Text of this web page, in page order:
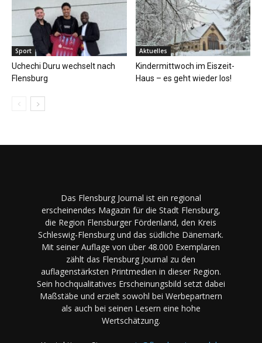
Sport
Uchechi Duru wechselt nach
Flensburg
Aktuelles
Kindermittwoch im Eiszeit-
Haus – es geht wieder los!
Das Flensburg Journal ist ein regional
erscheinendes Magazin für die Stadt Flensburg,
die Region Flensburger Fördenland, den Kreis
Schleswig-Flensburg und das südliche Dänemark.
Mit seiner Auflage von über 48.000 Exemplaren
zählt das Flensburg Journal zu den
auflagenstärksten Printmedien in dieser Region.
Sein hochqualitatives Erscheinungsbild setzt dabei
Maßstäbe und erzielt sowohl bei Werbepartnern
als auch bei seinen Lesern eine hohe
Wertschätzung.